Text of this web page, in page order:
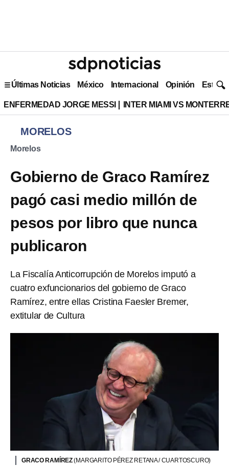
Últimas Noticias México Internacional Opinión Estilo
ENFERMEDAD JORGE MESSI INTER MIAMI VS
MORELOS
Morelos
Gobierno de Graco Ramírez
pagó casi medio millón de
pesos por libro que nunca
publicaron
La Fiscalía Anticorrupción de Morelos imputó a
cuatro exfuncionarios del gobierno de Graco
Ramírez, entre ellas Cristina Faesler Bremer,
extitular de Cultura
GRACO RAMÍREZ(MARGARITO PÉREZ RETANA / CUARTOSCURO)